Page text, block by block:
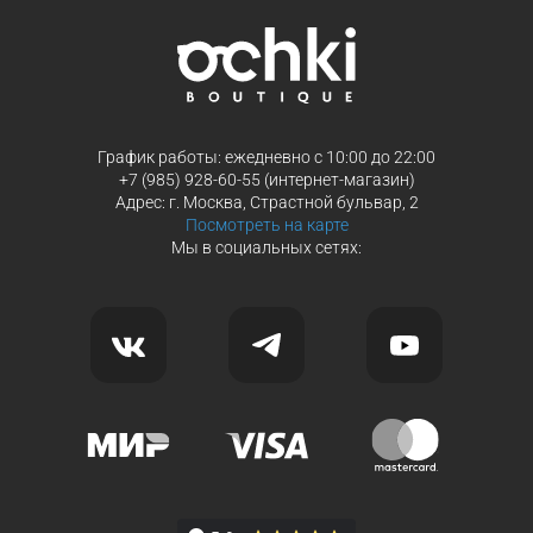
График работы: ежедневно с 10:00 до 22:00
+7 (985) 928-60-55 (интернет-магазин)
Адрес: г. Москва, Страстной бульвар, 2
Посмотреть на карте
Мы в социальных сетях: